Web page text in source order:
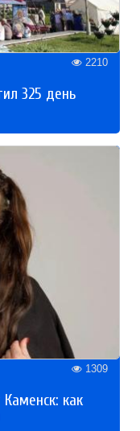
2210
325 день
1309
как